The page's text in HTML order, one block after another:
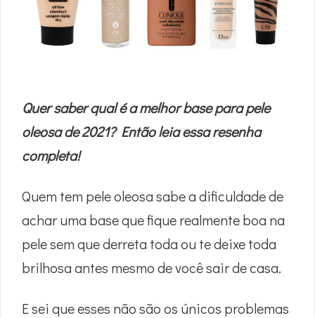
Quer saber qual é a melhor base para pele
oleosa de 2021? Então leia essa resenha
completa!
Quem tem pele oleosa sabe a dificuldade de
achar uma base que fique realmente boa na
pele sem que derreta toda ou te deixe toda
brilhosa antes mesmo de você sair de casa.
E sei que esses não são os únicos problemas